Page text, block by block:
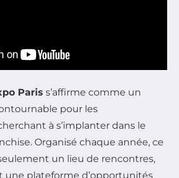
Paris s’affirme comme un
pour les
à s’implanter dans le
Organisé chaque année, ce
un lieu de rencontres,
une plateforme d’opportunités